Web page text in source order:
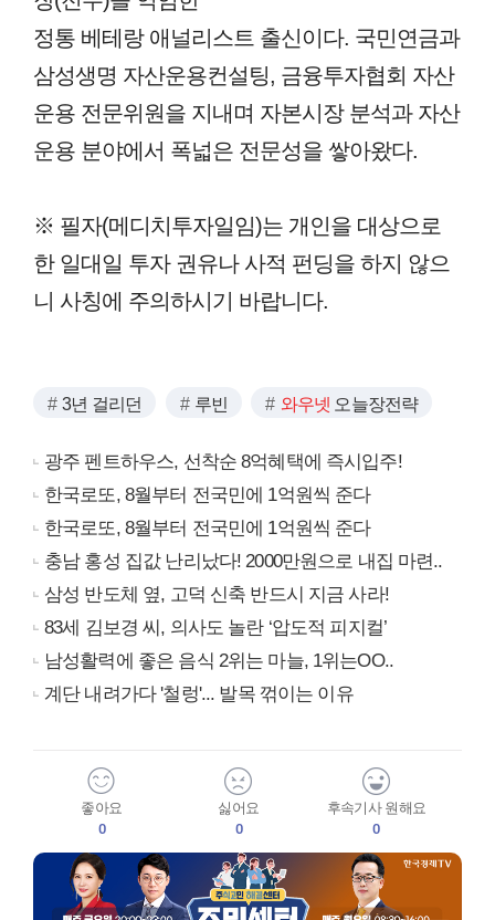
정통 베테랑 애널리스트 출신이다. 국민연금과
삼성생명 자산운용컨설팅, 금융투자협회 자산
운용 전문위원을 지내며 자본시장 분석과 자산
운용 분야에서 폭넓은 전문성을 쌓아왔다.
※ 필자(메디치투자일임)는 개인을 대상으로
한 일대일 투자 권유나 사적 펀딩을 하지 않으
니 사칭에 주의하시기 바랍니다.
3년 걸리던 루빈 와우넷 오늘장전략
광주 펜트하우스, 선착순 8억혜택에 즉시입주!
한국로또, 8월부터 전국민에 1억원씩 준다
한국로또, 8월부터 전국민에 1억원씩 준다
충남 홍성 집값 난리났다! 2000만원으로 내집 마련..
삼성 반도체 옆, 고덕 신축 반드시 지금 사라!
83세 김보경 씨, 의사도 놀란 ‘압도적 피지컬’
남성활력에 좋은 음식 2위는 마늘, 1위는OO..
계단 내려가다 '철렁'... 발목 꺾이는 이유
좋아요
0
싫어요
0
후속기사 원해요
0